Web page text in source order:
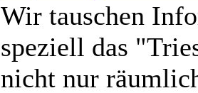
Wir tauschen
speziell das
nicht nur